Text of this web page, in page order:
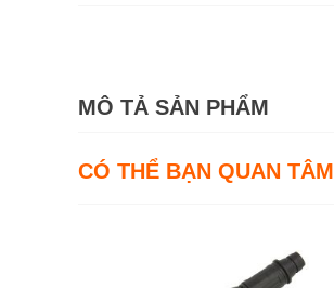
MÔ TẢ SẢN PHẨM
CÓ THỂ BẠN QUAN TÂM